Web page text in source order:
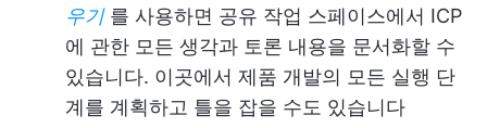
우기를 사용하면 공유 작업 스페이스에서 ICP
에 관한 모든 생각과 토론 내용을 문서화할 수
있습니다. 이곳에서 제품 개발의 모든 실행 단
계를 계획하고 틀을 잡을 수도 있습니다